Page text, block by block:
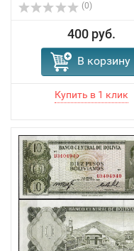
(0)
400 руб.
В корзину